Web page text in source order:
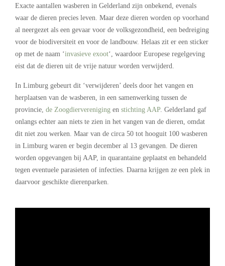
Exacte aantallen wasberen in Gelderland zijn onbekend, evenals
waar de dieren precies leven. Maar deze dieren worden op voorhand
al neergezet als een gevaar voor de volksgezondheid, een bedreiging
voor de biodiversiteit en voor de landbouw. Helaas zit er een sticker
op met de naam ‘invasieve exoot‘, waardoor Europese regelgeving
eist dat de dieren uit de vrije natuur worden verwijderd.
In Limburg gebeurt dit ‘verwijderen’ deels door het vangen en
herplaatsen van de wasberen, in een samenwerking tussen de
provincie, de Zoogdiervereniging en stichting AAP. Gelderland gaf
onlangs echter aan niets te zien in het vangen van de dieren, omdat
dit niet zou werken. Maar van de circa 50 tot hooguit 100 wasberen
in Limburg waren er begin december al 13 gevangen. De dieren
worden opgevangen bij AAP, in quarantaine geplaatst en behandeld
tegen eventuele parasieten of infecties. Daarna krijgen ze een plek in
daarvoor geschikte dierenparken.